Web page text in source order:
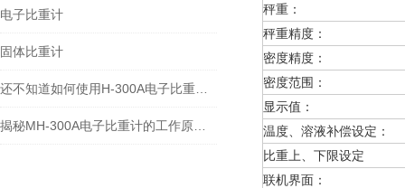
电子比重计
固体比重计
秤重：
秤重精度：
密度精度：
密度范围：
显示值：
温度、溶液补偿设定：
比重上、下限设定
联机界面：